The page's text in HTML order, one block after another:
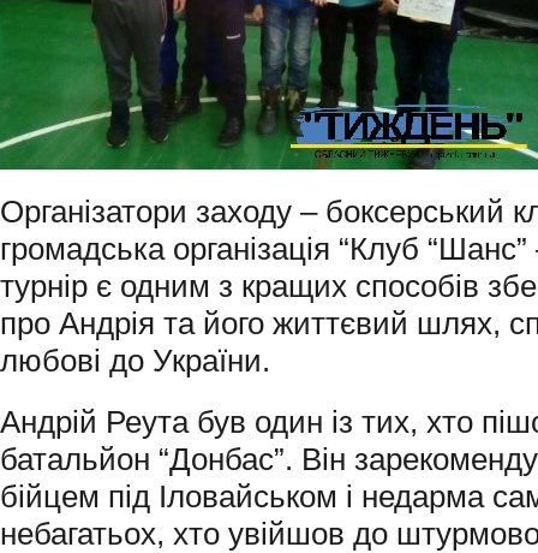
Організатори заходу – боксерський
громадська організація “Клуб
турнір є одним з кращих способів
про Андрія та його життєвий шлях,
любові до України.
Андрій Реута був один із тих, хто
батальйон “Донбас”. Він
бійцем під Іловайськом і недарма
небагатьох, хто увійшов до